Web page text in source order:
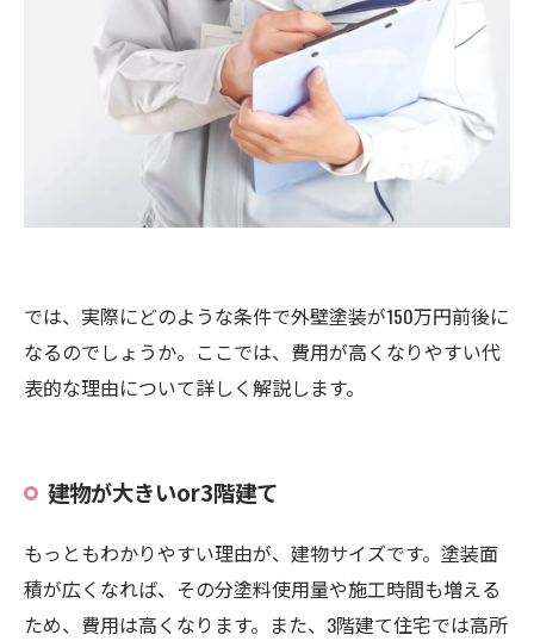
では、実際にどのような条件で外壁塗装が150万円前後に
なるのでしょうか。ここでは、費用が高くなりやすい代
表的な理由について詳しく解説します。
建物が大きいor3階建て
もっともわかりやすい理由が、建物サイズです。塗装面
積が広くなれば、その分塗料使用量や施工時間も増える
ため、費用は高くなります。また、3階建て住宅では高所